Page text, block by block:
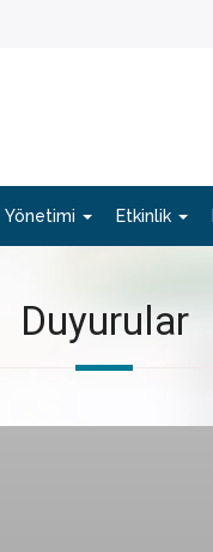
Yönetimi Etkinlik
Duyurular